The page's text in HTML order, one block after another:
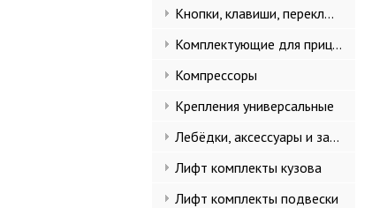
Кнопки, клавиши, переключатели
Комплектующие для прицепов
Компрессоры
Крепления универсальные
Лебёдки, аксессуары и запчасти
Лифт комплекты кузова
Лифт комплекты подвески